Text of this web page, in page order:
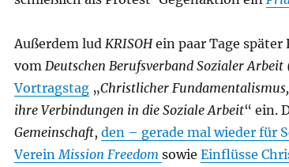
Außerdem lud KRISOHein paar Tage später
vom Deutschen Berufsverband Sozialer Arbeit
Vortragstag„Christlicher
ihre Verbindungen in die Soziale Arbeit“ ein.
Gemeinschaft, den – gerade mal wieder für
Verein Mission Freedom sowie Einflüsse